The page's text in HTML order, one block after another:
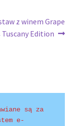
z winem Grape
Tuscany Edition
są za
e-